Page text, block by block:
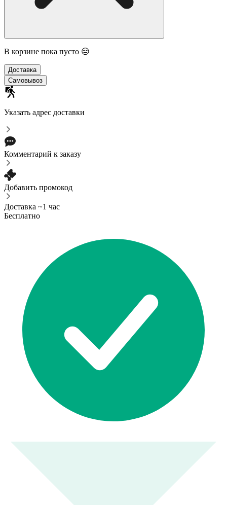
В корзине пока пусто 😑
Доставка
Самовывоз
Указать адрес доставки
Комментарий к заказу
Добавить промокод
Доставка ~1 час
Бесплатно